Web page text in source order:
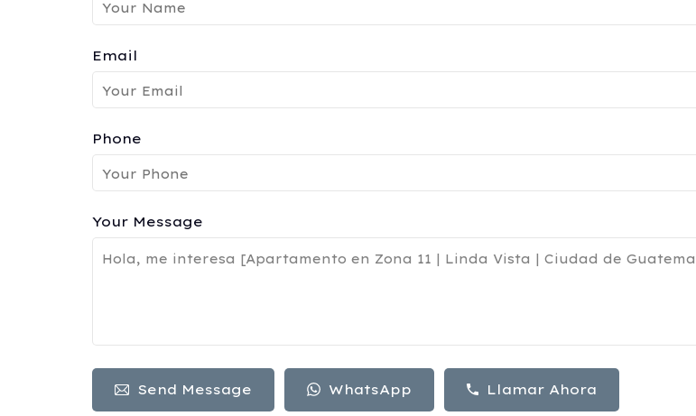
Email
Phone
Your Message
Send Message WhatsApp Llamar Ahora